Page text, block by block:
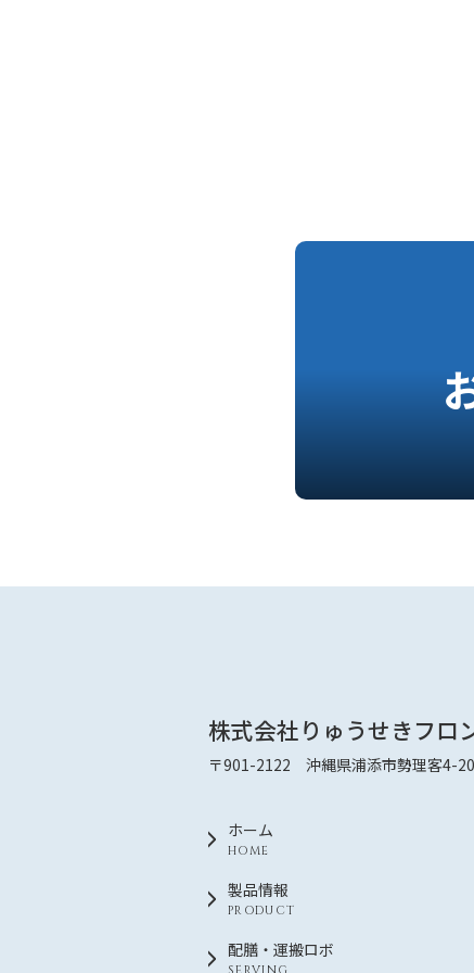
株式会社りゅうせきフロ
〒901-2122 沖縄県浦添市勢理客4-
ホーム
HOME
製品情報
PRODUCT
配膳・運搬ロボ